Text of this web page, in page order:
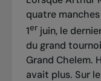
quatre
1erjuin, le
du grand
Grand Chelem.
avait plus. Sur